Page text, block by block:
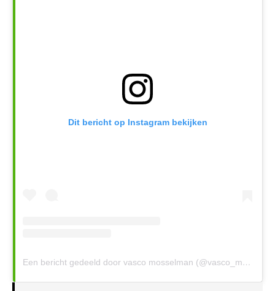
Dit bericht op Instagram bekijken
Een bericht gedeeld door vasco mosselman (@vasco_mosselman)